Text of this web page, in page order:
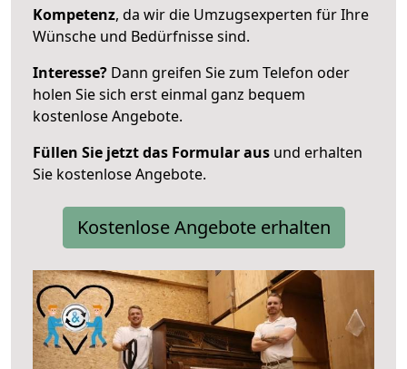
Kompetenz, da wir die Umzugsexperten für Ihre
Wünsche und Bedürfnisse sind.
Interesse? Dann greifen Sie zum Telefon oder
holen Sie sich erst einmal ganz bequem
kostenlose Angebote.
Füllen Sie jetzt das Formular aus und erhalten
Sie kostenlose Angebote.
Kostenlose Angebote erhalten